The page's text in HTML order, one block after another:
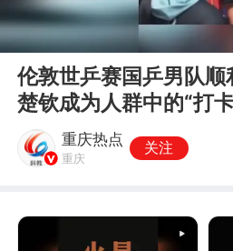
00:00
伦敦世乒赛国乒男队
楚钦成为人群中的“打
重庆热点
重庆
关注